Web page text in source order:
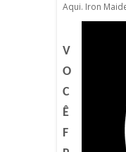
Aqui. Iron
V
O
C
Ê
F